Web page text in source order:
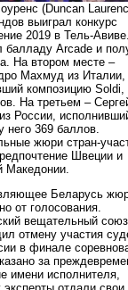
(Duncan
выиграл конкурс
2019 в Тель-
балладу Аrcade и
На втором месте –
Махмуд из Италии,
композицию Soldi,
На третьем –
России,
него 369 баллов.
жюри стран-
Швеции и
Македонии.
Беларусь
от голосования.
вещательный союз
отмену участия
в финале
за
имени исполнителя,